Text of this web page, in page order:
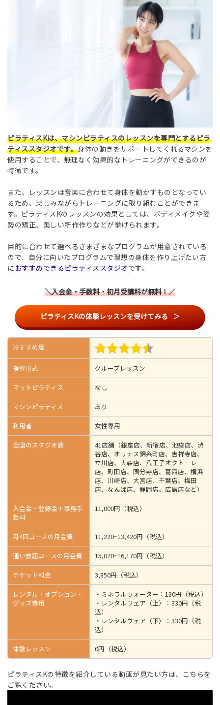
ピラティスKは、マシンピラティスのレッスンを専門とするピラ
ティススタジオです。身体の動きをサポートしてくれるマシンを
使用することで、無理なく効果的なトレーニングができるのが
特徴です。
また、レッスンは音楽に合わせて身体を動かすものとなってい
るため、楽しみながらトレーニングに取り組むことができま
す。ピラティスKのレッスンの効果としては、ボディメイクや姿
勢の矯正、美しい所作作りなどが挙げられます。
目的に合わせて選べるさまざまなプログラムが用意されている
ので、自分に向いたプログラムで理想の身体を作り上げたい方
に おすすめできるピラティススタジオです。
＼入会金・手数料・初月受講料が無料！／
ピラティスKの体験レッスンを受けてみる
おすすめ度
指導形式 グループレッスン
マットピラティス なし
マシンピラティス あり
利用者 女性専用
全国のスタジオ数
41店舗（銀座店、新宿店、池袋店、渋
谷店、オリナス錦糸町店、吉祥寺店、
立川店、大森店、八王子オクトーレ
店、町田店、国分寺店、葛西店、横浜
店、川崎店、大宮店、千葉店、梅田
店、なんば店、静岡店、広島店など）
入会金＋登録金＋事務手
数料
11,000円（税込）
月4回コースの月会費 11,220~13,420円（税込）
通い放題コースの月会費 15,070~16,170円（税込）
チケット料金 3,850円（税込）
レンタル・オプション・
グッズ費用
・ミネラルウォーター：130円（税込）
・レンタルウェア（上）：330円（税
込）
・レンタルウェア（下）：330円（税
込）
体験レッスン 0円（税込）
ピラティスKの特徴を紹介している動画が見たい方は、こちらを
ご覧ください。